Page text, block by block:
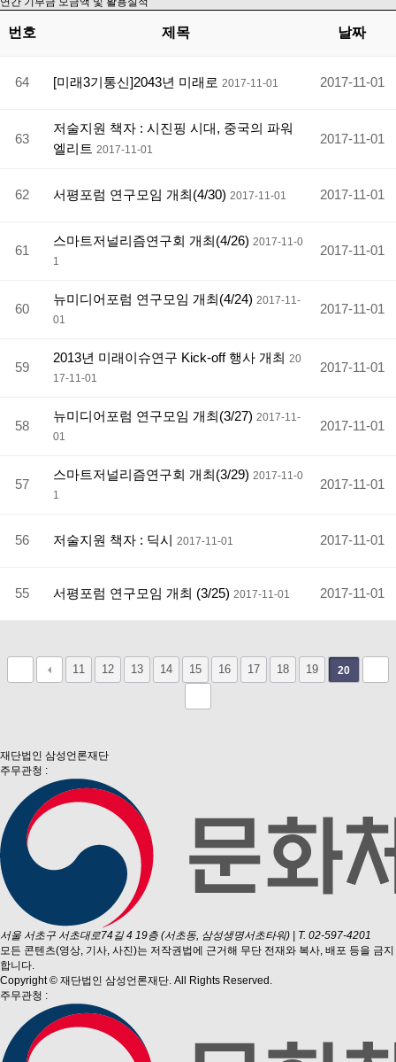
번호 제목 날짜
64 [미래3기통신]2043년 미래로 2017-11-01 2017-11-01
63
저술지원 책자 : 시진핑 시대, 중국의 파워
엘리트 2017-11-01
2017-11-01
62 서평포럼 연구모임 개최(4/30) 2017-11-01 2017-11-01
61
스마트저널리즘연구회 개최(4/26) 2017-11-0
1
2017-11-01
60
뉴미디어포럼 연구모임 개최(4/24) 2017-11-
01
2017-11-01
59
2013년 미래이슈연구 Kick-off 행사 개최 20
17-11-01
2017-11-01
58
뉴미디어포럼 연구모임 개최(3/27) 2017-11-
01
2017-11-01
57
스마트저널리즘연구회 개최(3/29) 2017-11-0
1
2017-11-01
56 저술지원 책자 : 딕시 2017-11-01 2017-11-01
55 서평포럼 연구모임 개최 (3/25) 2017-11-01 2017-11-01
11 12 13 14 15 16 17 18 19 20
재단법인 삼성언론재단
주무관청 :
서울 서초구 서초대로74길 4 19층 (서초동, 삼성생명서초타워)
T. 02-597-4201
모든 콘텐츠(영상, 기사, 사진)는 저작권법에 근거해 무단 전재와 복사, 배포 등을 금지
합니다.
Copyright © 재단법인 삼성언론재단. All Rights Reserved.
주무관청 :